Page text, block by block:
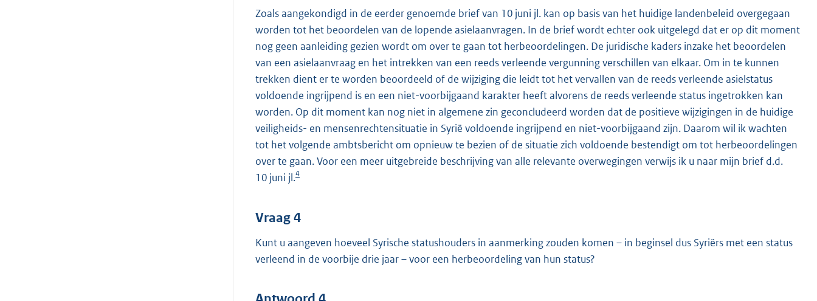
Zoals aangekondigd in de eerder genoemde brief van 10 juni jl. kan op basis van het huidige landenbeleid overgegaan
worden tot het beoordelen van de lopende asielaanvragen. In de brief wordt echter ook uitgelegd dat er op dit moment
nog geen aanleiding gezien wordt om over te gaan tot herbeoordelingen. De juridische kaders inzake het beoordelen
van een asielaanvraag en het intrekken van een reeds verleende vergunning verschillen van elkaar. Om in te kunnen
trekken dient er te worden beoordeeld of de wijziging die leidt tot het vervallen van de reeds verleende asielstatus
voldoende ingrijpend is en een niet-voorbijgaand karakter heeft alvorens de reeds verleende status ingetrokken kan
worden. Op dit moment kan nog niet in algemene zin geconcludeerd worden dat de positieve wijzigingen in de huidige
veiligheids- en mensenrechtensituatie in Syrië voldoende ingrijpend en niet-voorbijgaand zijn. Daarom wil ik wachten
tot het volgende ambtsbericht om opnieuw te bezien of de situatie zich voldoende bestendigt om tot herbeoordelingen
over te gaan. Voor een meer uitgebreide beschrijving van alle relevante overwegingen verwijs ik u naar mijn brief d.d.
10 juni jl.4
Vraag 4
Kunt u aangeven hoeveel Syrische statushouders in aanmerking zouden komen – in beginsel dus Syriërs met een status
verleend in de voorbije drie jaar – voor een herbeoordeling van hun status?